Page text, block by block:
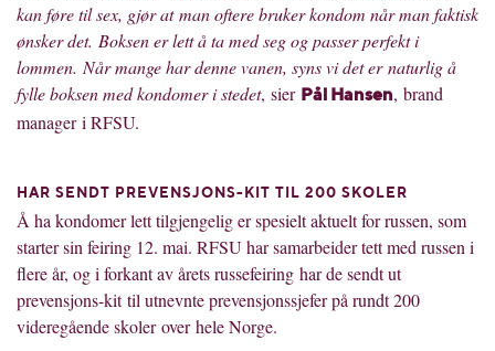
kan føre til sex, gjør at man oftere bruker kondom når man faktisk
ønsker det. Boksen er lett å ta med seg og passer perfekt i
lommen. Når mange har denne vanen, syns vi det er naturlig å
fylle boksen med kondomer i stedet, sier Pål Hansen, brand
manager i RFSU.
HAR SENDT PREVENSJONS-KIT TIL 200 SKOLER
Å ha kondomer lett tilgjengelig er spesielt aktuelt for russen, som
starter sin feiring 12. mai. RFSU har samarbeider tett med russen i
flere år, og i forkant av årets russefeiring har de sendt ut
prevensjons-kit til utnevnte prevensjonssjefer på rundt 200
videregående skoler over hele Norge.